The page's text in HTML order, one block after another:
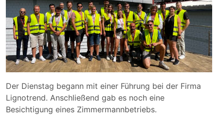
Der Dienstag begann mit einer Führung bei der Firma
Lignotrend. Anschließend gab es noch eine
Besichtigung eines Zimmermannbetriebs.